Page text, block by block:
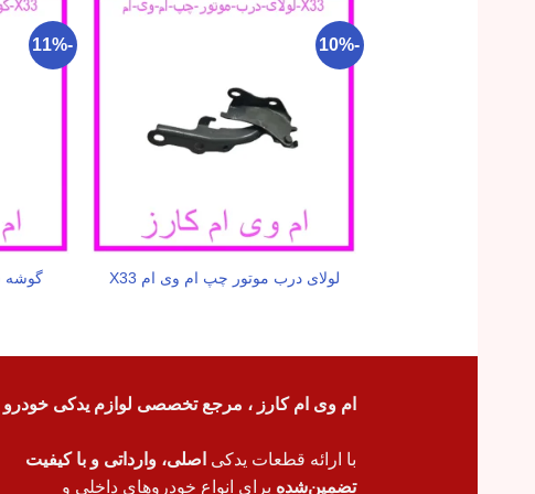
-10%
لولای درب موتور چپ ام وی ام X33
-11%
گوشه
ام وی ام کارز ، مرجع تخصصی لوازم یدکی خودرو
با ارائه قطعات یدکی اصلی، وارداتی و با کیفیت
تضمین‌شده برای انواع خودروهای داخلی و